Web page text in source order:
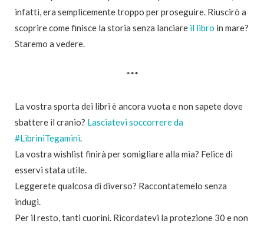
infatti, era semplicemente troppo per proseguire. Riuscirò a
scoprire come finisce la storia senza lanciare il libro in mare?
Staremo a vedere.
***
La vostra sporta dei libri è ancora vuota e non sapete dove
sbattere il cranio? Lasciatevi soccorrere da
#LibriniTegamini.
La vostra wishlist finirà per somigliare alla mia? Felice di
esservi stata utile.
Leggerete qualcosa di diverso? Raccontatemelo senza
indugi.
Per il resto, tanti cuorini. Ricordatevi la protezione 30 e non